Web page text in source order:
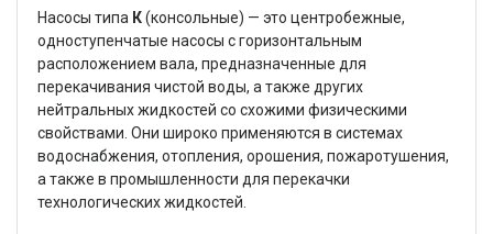
Насосы типа К(консольные) — это центробежные,
одноступенчатые насосы с горизонтальным
расположением вала, предназначенные для
перекачивания чистой воды, а также других
нейтральных жидкостей со схожими физическими
свойствами. Они широко применяются в системах
водоснабжения, отопления, орошения, пожаротушения,
а также в промышленности для перекачки
технологических жидкостей.